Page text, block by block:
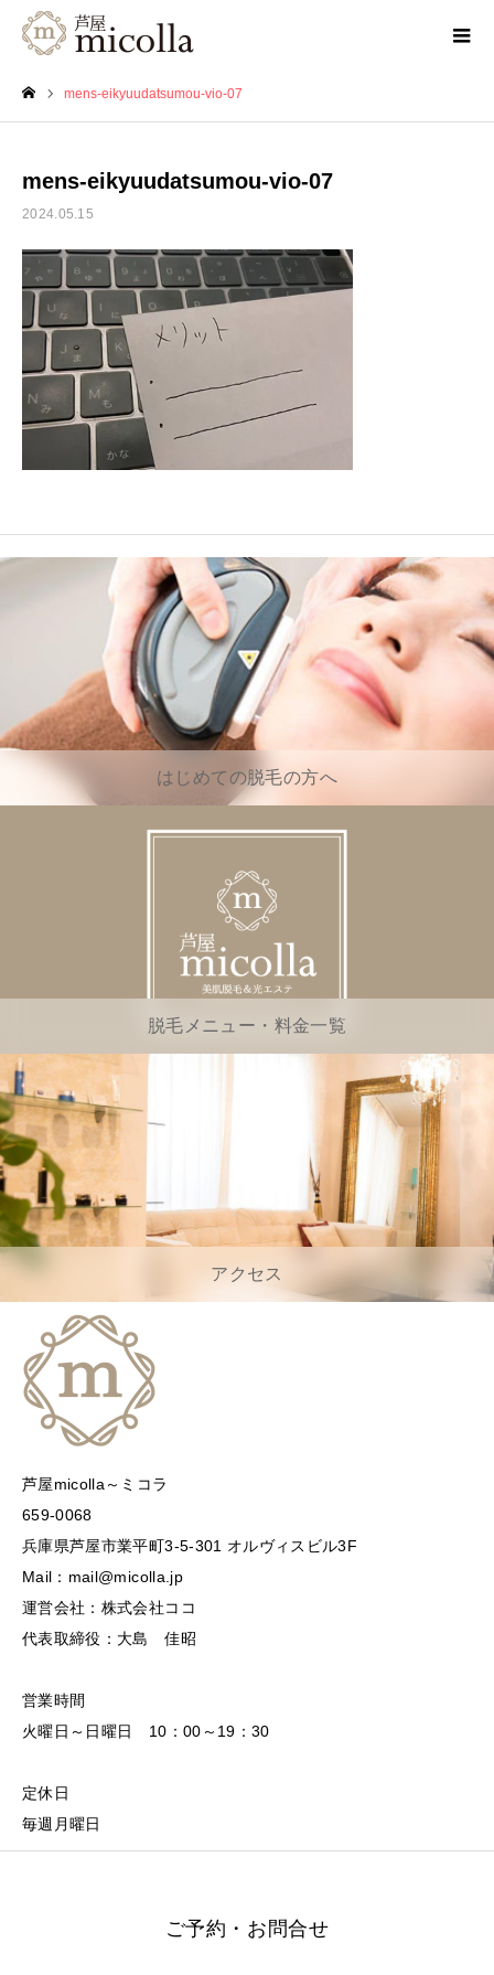
mens-eikyuudatsumou-vio-07
mens-eikyuudatsumou-vio-07
2024.05.15
はじめての脱毛の方へ
脱毛メニュー・料金一覧
アクセス
芦屋micolla～ミコラ
659-0068
兵庫県芦屋市業平町3-5-301 オルヴィスビル3F
Mail：mail@micolla.jp
運営会社：株式会社ココ
代表取締役：大島 佳昭
営業時間
火曜日～日曜日 10：00～19：30
定休日
毎週月曜日
ご予約・お問合せ